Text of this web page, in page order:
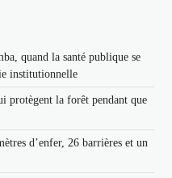
quand la santé publique se
institutionnelle
protègent la forêt pendant que
d’enfer, 26 barrières et un